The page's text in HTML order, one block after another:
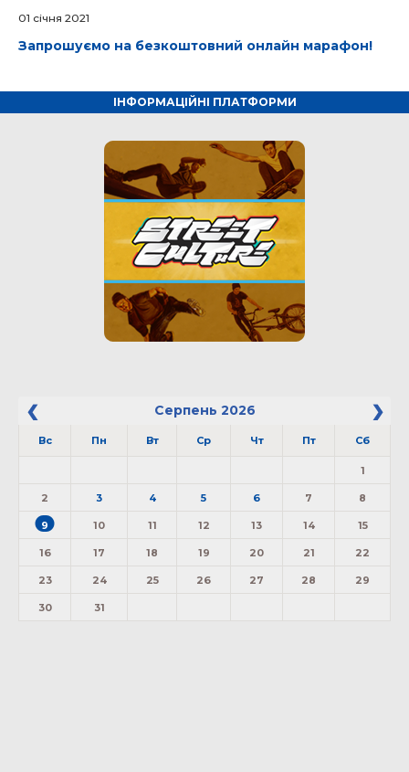
01 cічня 2021
Запрошуємо на безкоштовний онлайн марафон!
ІНФОРМАЦІЙНІ ПЛАТФОРМИ
Серпень 2026
Вс Пн Вт Ср Чт Пт Сб
1
2 3 4 5 6 7 8
9 10 11 12 13 14 15
16 17 18 19 20 21 22
23 24 25 26 27 28 29
30 31